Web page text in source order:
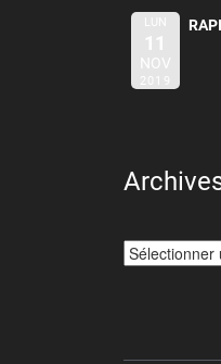
LUN
11
NOV
2019
Archives